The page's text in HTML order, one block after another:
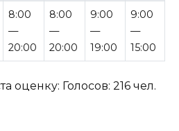
8:00
—
20:00
8:00
—
20:00
9:00
—
19:00
9:00
—
15:00
оценку: Голосов: 216 чел.